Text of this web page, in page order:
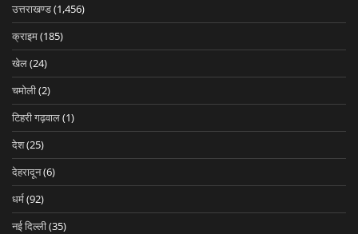
उत्तराखण्ड(1,456)
क्राइम(185)
खेल(24)
चमोली(2)
टिहरी गढ़वाल(1)
देश(25)
देहरादून(6)
धर्म(92)
नई दिल्ली(35)